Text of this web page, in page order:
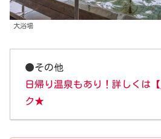
大浴場
●その他
日帰り温泉もあり！詳しくは【
ク★